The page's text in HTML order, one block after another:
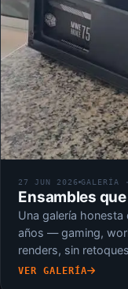
27 JUN 2026 GALERÍA
Ensambles
Una galería
años — gaming,
renders, sin
VER GALERÍA